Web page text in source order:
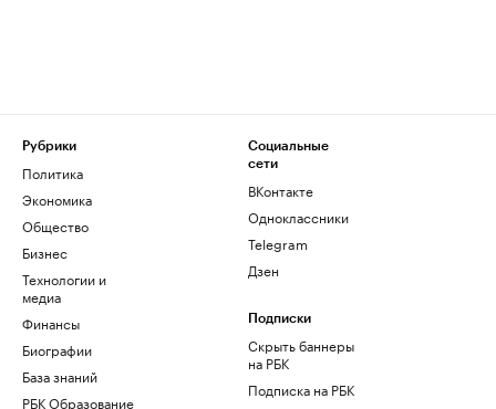
Рубрики
Политика
Экономика
Общество
Бизнес
Технологии и
медиа
Финансы
Биографии
База знаний
РБК Образование
Социальные
сети
ВКонтакте
Одноклассники
Telegram
Дзен
Подписки
Скрыть баннеры
на РБК
Подписка на РБК